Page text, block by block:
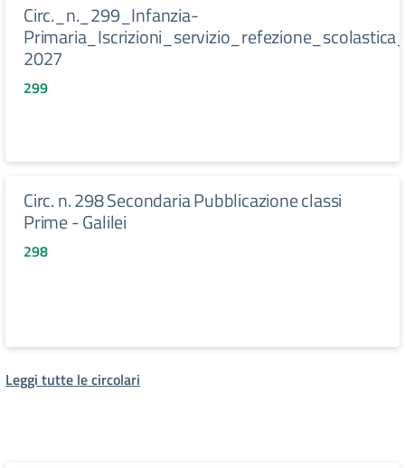
Circ._n._299_Infanzia-
2027
299
Circ. n. 298 Secondaria Pubblicazione classi
Prime - Galilei
298
Leggi tutte le circolari